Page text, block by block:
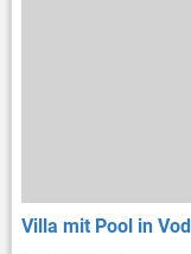
Villa mit Pool in